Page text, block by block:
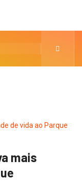
mais